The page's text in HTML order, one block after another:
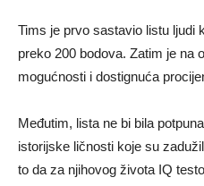
Tims je prvo sastavio listu ljudi
preko 200 bodova. Zatim je na
mogućnosti i dostignuća
Međutim, lista ne bi bila
istorijske ličnosti koje su
to da za njihovog života IQ